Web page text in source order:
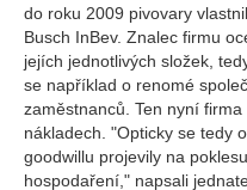
do roku 2009 pivovary
Busch InBev. Znalec firmu
jejích jednotlivých složek,
se například o renomé
zaměstnanců. Ten nyní
nákladech. "Opticky se tedy
goodwillu projevily na
hospodaření," napsali